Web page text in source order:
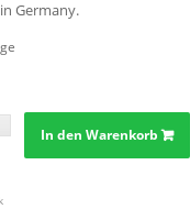
Germany.
In den Warenkorb